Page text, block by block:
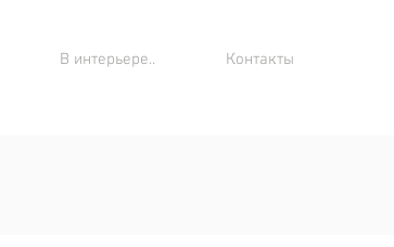
В интерьере.. Контакты